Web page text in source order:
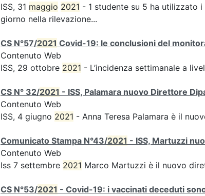
ISS, 31 maggio 2021 - 1 studente su 5 ha utilizzato
giorno nella rilevazione...
CS N°57/2021 Covid-19: le conclusioni del
Contenuto Web
ISS, 29 ottobre 2021 - L’incidenza settimanale a
CS N° 32/2021 - ISS, Palamara nuovo Direttore
Contenuto Web
ISS, 4 giugno 2021 - Anna Teresa Palamara è il
Comunicato Stampa N°43/2021 - ISS, Martuzzi
Contenuto Web
Iss 7 settembre 2021 Marco Martuzzi è il nuovo
CS N°53/2021 - Covid-19: i vaccinati deceduti